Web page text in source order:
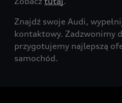
Znajdź swoje Audi,
kontaktowy. Zadzwonimy
przygotujemy najlepszą
samochód.